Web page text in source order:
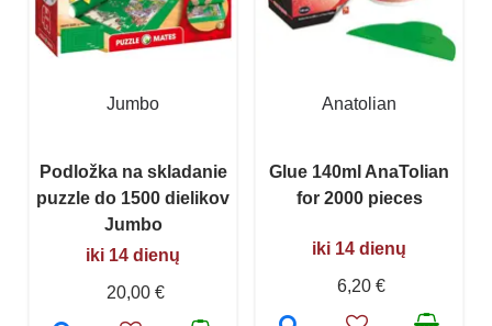
Jumbo
Podložka na skladanie
puzzle do 1500 dielikov
Jumbo
iki 14 dienų
20,00 €
Anatolian
Glue 140ml AnaTolian
for 2000 pieces
iki 14 dienų
6,20 €